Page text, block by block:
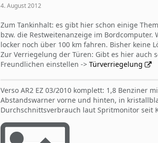
4. August 2012
Zum Tankinhalt: es gibt hier schon einige
bzw. die Restweitenanzeige im
locker noch über 100 km fahren. Bisher keine
Zur Verriegelung der Türen: Gibt es hier auch
Freundlichen einstellen -> Türverriegelung
Verso AR2 EZ 03/2010 komplett: 1,8 Benziner
Abstandswarner vorne und hinten, in
Durchschnittsverbrauch laut Spritmonitor seit